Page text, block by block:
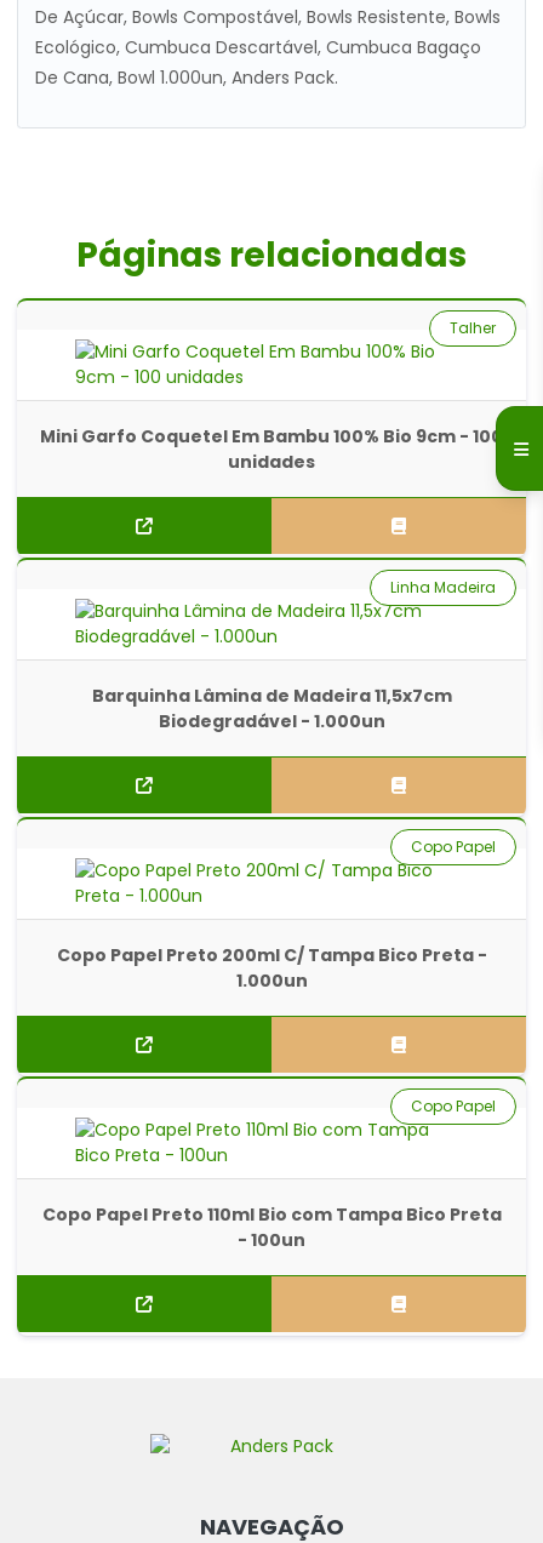
De Açúcar, Bowls Compostável, Bowls Resistente, Bowls
Ecológico, Cumbuca Descartável, Cumbuca Bagaço
De Cana, Bowl 1.000un, Anders Pack.
Páginas relacionadas
Mini Garfo Coquetel Em Bambu 100% Bio 9cm - 100
unidades
Talher
Barquinha Lâmina de Madeira 11,5x7cm
Biodegradável - 1.000un
Linha Madeira
Copo Papel Preto 200ml C/ Tampa Bico Preta -
1.000un
Copo Papel
Copo Papel Preto 110ml Bio com Tampa Bico Preta
- 100un
Copo Papel
NAVEGAÇÃO